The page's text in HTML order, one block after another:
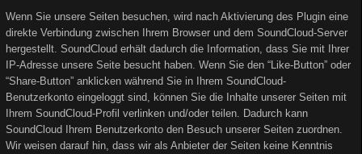
Wenn Sie unsere Seiten besuchen, wird nach Aktivierung des Plugin eine
direkte Verbindung zwischen Ihrem Browser und dem SoundCloud-Server
hergestellt. SoundCloud erhält dadurch die Information, dass Sie mit Ihrer
IP-Adresse unsere Seite besucht haben. Wenn Sie den “Like-Button” oder
“Share-Button” anklicken während Sie in Ihrem SoundCloud-
Benutzerkonto eingeloggt sind, können Sie die Inhalte unserer Seiten mit
Ihrem SoundCloud-Profil verlinken und/oder teilen. Dadurch kann
SoundCloud Ihrem Benutzerkonto den Besuch unserer Seiten zuordnen.
Wir weisen darauf hin, dass wir als Anbieter der Seiten keine Kenntnis